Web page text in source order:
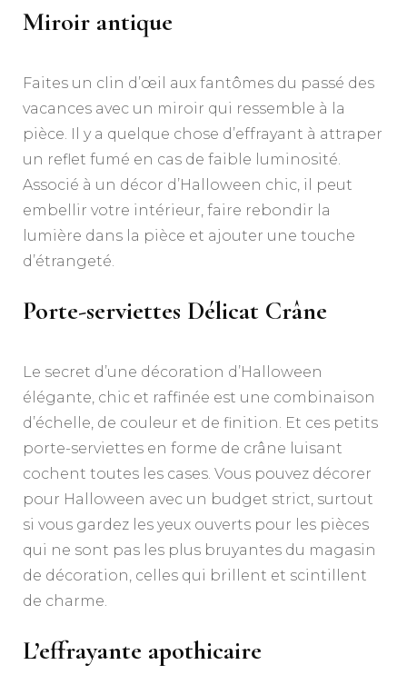
Miroir antique
Faites un clin d’œil aux fantômes du passé des
vacances avec un miroir qui ressemble à la
pièce. Il y a quelque chose d’effrayant à attraper
un reflet fumé en cas de faible luminosité.
Associé à un décor d’Halloween chic, il peut
embellir votre intérieur, faire rebondir la
lumière dans la pièce et ajouter une touche
d’étrangeté.
Porte-serviettes Délicat Crâne
Le secret d’une décoration d’Halloween
élégante, chic et raffinée est une combinaison
d’échelle, de couleur et de finition. Et ces petits
porte-serviettes en forme de crâne luisant
cochent toutes les cases. Vous pouvez décorer
pour Halloween avec un budget strict, surtout
si vous gardez les yeux ouverts pour les pièces
qui ne sont pas les plus bruyantes du magasin
de décoration, celles qui brillent et scintillent
de charme.
L’effrayante apothicaire